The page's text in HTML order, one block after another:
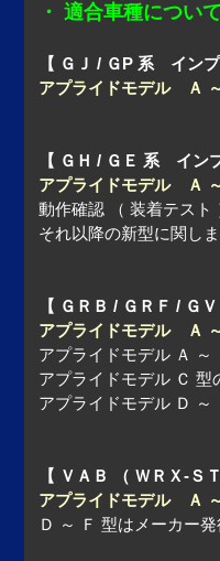
・ 適合車種について
【 ＧＪ / ＧP 系 イン
アプライドモデル Ａ
【 ＧＨ / ＧＥ 系 イン
アプライドモデル
動作確認 （ 装着テスト
それ以降の新型に関し
【 ＧＲＢ / ＧＲＦ / Ｇ
アプライドモデル Ａ
アプライドモデル Ａ ～
アプライドモデル Ｃ 型
アプライドモデル Ｄ ～
【 ＶＡＢ （ ＷＲＸ-Ｓ
アプライドモデル Ａ
Ｄ ～ Ｆ 型はメーカー